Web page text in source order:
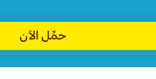
حمِّل الآن